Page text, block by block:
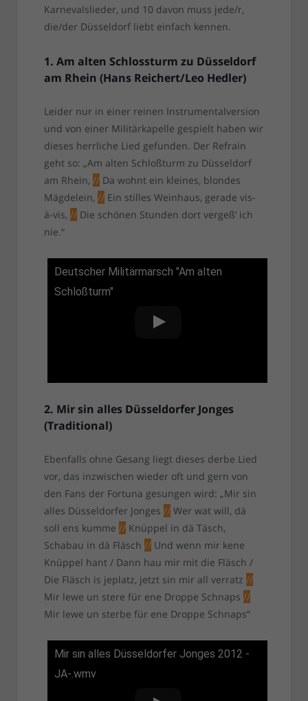
Karnevalslieder, und 10 davon muss jede/r,
die/der Düsseldorf liebt einfach kennen.
1. Am alten Schlossturm zu Düsseldorf
am Rhein (Hans Reichert/Leo Hedler)
Leider nur in einer reinen Instrumentalversion
und von einer Militärkapelle gespielt haben wir
dieses herrliche Lied gefunden. Der Refrain
geht so: „Am alten Schloßturm zu Düsseldorf
am Rhein, //Da wohnt ein kleines, blondes
Mägdelein, //Ein stilles Weinhaus, gerade vis-
ä-vis, //Die schönen Stunden dort vergeß‘ ich
nie.“
Deutscher Militärmarsch "Am alten
Schloßturm"
2. Mir sin alles Düsseldorfer Jonges
(Traditional)
Ebenfalls ohne Gesang liegt dieses derbe Lied
vor, das inzwischen wieder oft und gern von
den Fans der Fortuna gesungen wird: „Mir sin
alles Düsseldorfer Jonges //Wer wat will, dä
soll ens kumme //Knüppel in dä Täsch,
Schabau in dä Fläsch //Und wenn mir kene
Knüppel hant / Dann hau mir mit die Fläsch /
Die Fläsch is jeplatz, jetzt sin mir all verratz //
Mir lewe un stere für ene Droppe Schnaps //
Mir lewe un sterbe für ene Droppe Schnaps“
Mir sin alles Düsseldorfer Jonges 2012 -
JA-.wmv